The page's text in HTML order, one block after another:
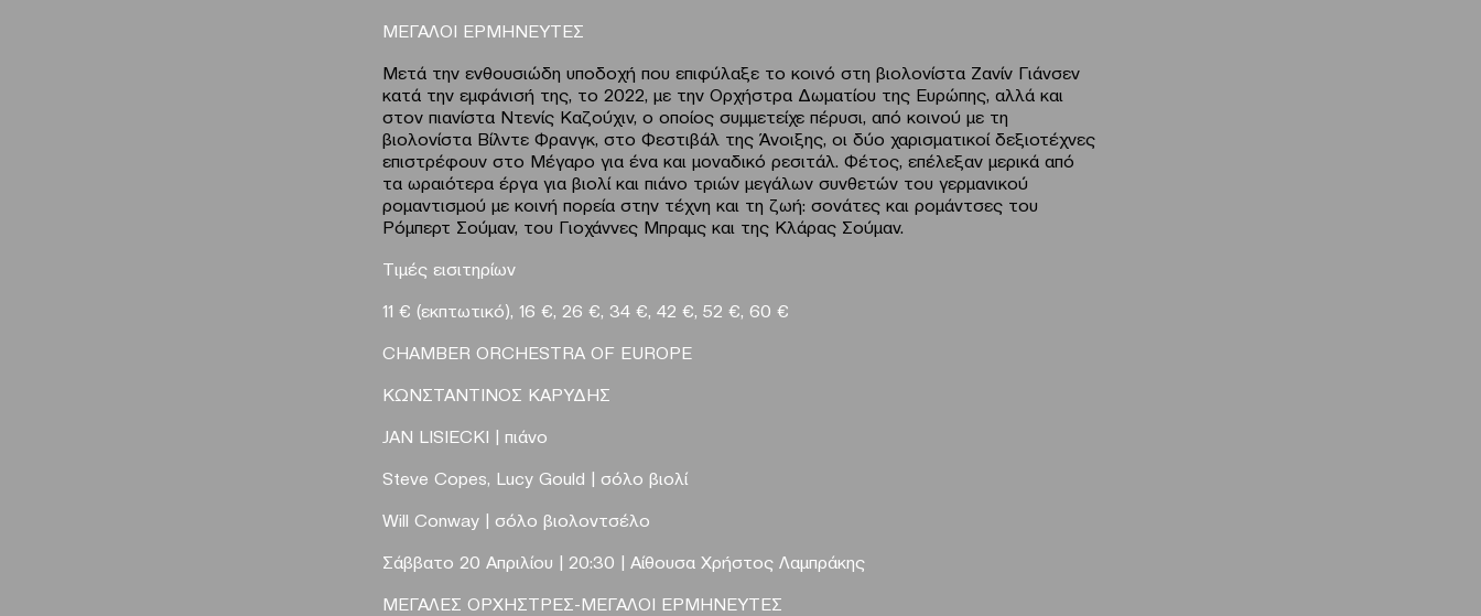
MEΓΑΛΟΙ ΕΡΜΗΝΕΥΤΕΣ
Μετά την ενθουσιώδη υποδοχή που επιφύλαξε το κοινό στη βιολονίστα Ζανίν Γιάνσεν
κατά την εμφάνισή της, το 2022, με την Ορχήστρα Δωματίου της Ευρώπης, αλλά και
στον πιανίστα Ντενίς Καζούχιν, ο οποίος συμμετείχε πέρυσι, από κοινού με τη
βιολονίστα Βίλντε Φρανγκ, στο Φεστιβάλ της Άνοιξης, οι δύο χαρισματικοί δεξιοτέχνες
επιστρέφουν στο Μέγαρο για ένα και μοναδικό ρεσιτάλ. Φέτος, επέλεξαν μερικά από
τα ωραιότερα έργα για βιολί και πιάνο τριών μεγάλων συνθετών του γερμανικού
ρομαντισμού με κοινή πορεία στην τέχνη και τη ζωή: σονάτες και ρομάντσες του
Ρόμπερτ Σούμαν, του Γιοχάννες Μπραμς και της Κλάρας Σούμαν.
Tιμές εισιτηρίων
11 € (εκπτωτικό), 16 €, 26 €, 34 €, 42 €, 52 €, 60 €
CHAMBER ORCHESTRA OF EUROPE
ΚΩΝΣΤΑΝΤΙΝΟΣ ΚΑΡΥΔΗΣ
JAN LISIECKI | πιάνο
Steve Copes Lucy Gould | σόλο βιολί
Will Conway | σόλο βιολοντσέλο
Σάββατο 20 Απριλίου | 20:30 | Αίθουσα Χρήστος Λαμπράκης
ΜΕΓΑΛΕΣ ΟΡΧΗΣΤΡΕΣ-ΜΕΓΑΛΟΙ ΕΡΜΗΝΕΥΤΕΣ